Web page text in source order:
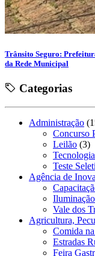
Trânsito Seguro:
da Rede Municipal
Categorias
Administração
Concurso
Leilão (3)
Teste
Agência de
Vale dos
Agricultura,
Comida
Estradas
Feira